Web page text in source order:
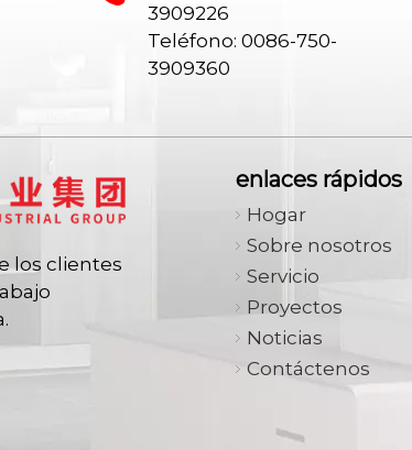
3909226
Teléfono: 0086-750-
3909360
los clientes
enlaces rápidos
Hogar
Sobre nosotros
Servicio
Proyectos
Noticias
Contáctenos